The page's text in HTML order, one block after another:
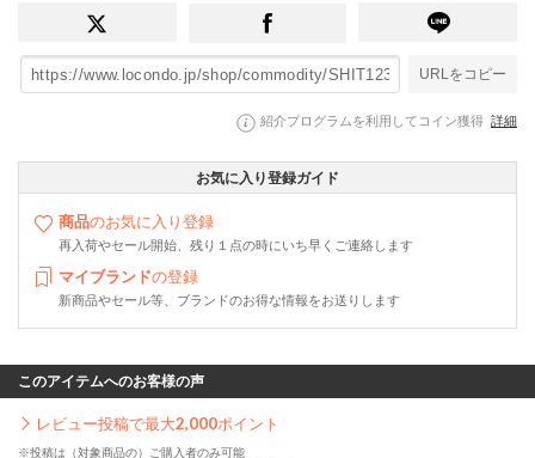
URLをコピー
紹介プログラムを利用してコイン獲得 詳細
お気に入り登録ガイド
商品のお気に入り登録
再入荷やセール開始、残り１点の時にいち早くご連絡します
マイブランドの登録
新商品やセール等、ブランドのお得な情報をお送りします
このアイテムへのお客様の声
レビュー投稿で最大2,000ポイント
※投稿は（対象商品の）ご購入者のみ可能